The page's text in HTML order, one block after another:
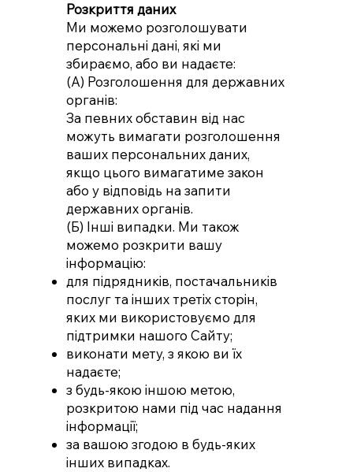
Розкриття даних
Ми можемо розголошувати
персональні дані, які ми
збираємо, або ви надаєте:
(А) Розголошення для державних
органів:
За певних обставин від нас
можуть вимагати розголошення
ваших персональних даних,
якщо цього вимагатиме закон
або у відповідь на запити
державних органів.
(Б) Інші випадки. Ми також
можемо розкрити вашу
інформацію:
для підрядників, постачальників
послуг та інших третіх сторін,
яких ми використовуємо для
підтримки нашого Сайту;
виконати мету, з якою ви їх
надаєте;
з будь-якою іншою метою,
розкритою нами під час надання
інформації;
за вашою згодою в будь-яких
інших випадках.